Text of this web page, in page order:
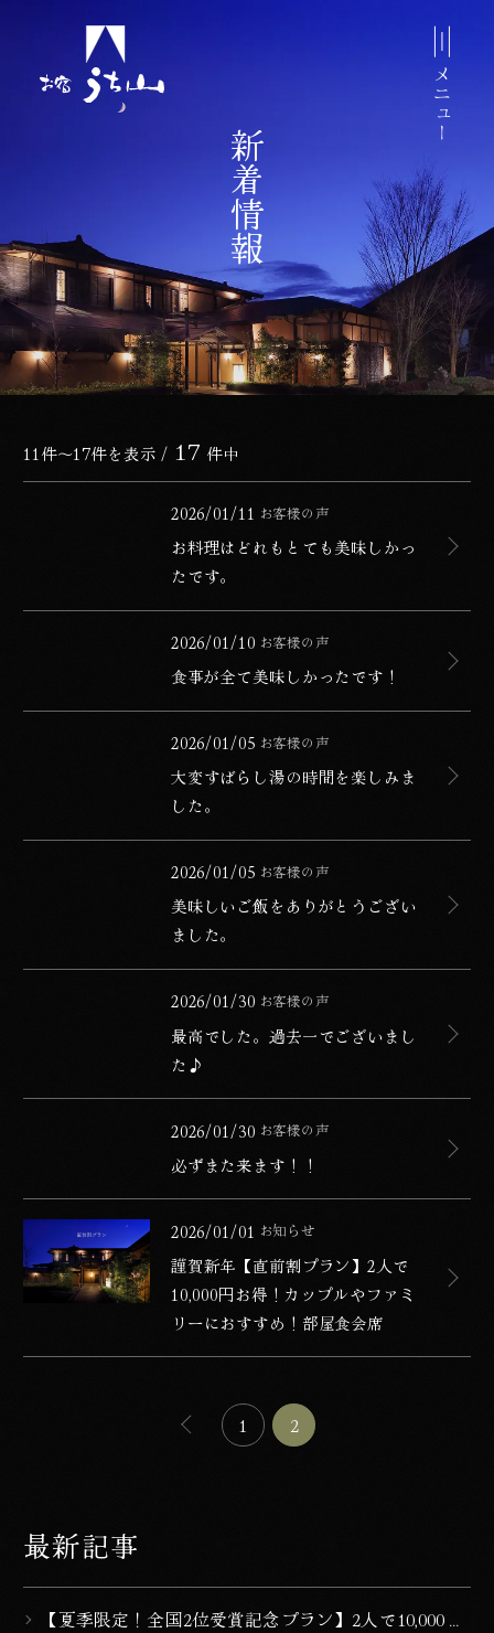
してコンテンツに移動する
メニュー
新着情報
新着情報一覧
11件～17件を表示 / 17 件中
お料理はどれもとても美味しかっ
たです。
公開日
2026/01/11
カテゴリー お客様の声
食事が全て美味しかったです！
公開日
2026/01/10
カテゴリー お客様の声
大変すばらし湯の時間を楽しみま
した。
公開日
2026/01/05
カテゴリー お客様の声
美味しいご飯をありがとうござい
ました。
公開日
2026/01/05
カテゴリー お客様の声
最高でした。過去一でございまし
た♪
公開日
2026/01/30
カテゴリー お客様の声
必ずまた来ます！！
公開日
2026/01/30
カテゴリー お客様の声
謹賀新年【直前割プラン】2人で
10,000円お得！カップルやファミ
リーにおすすめ！部屋食会席
公開日
2026/01/01
カテゴリー お知らせ
前の10件を表示する
1 2
最新記事
【夏季限定！全国2位受賞記念プラン】2人で10,000円